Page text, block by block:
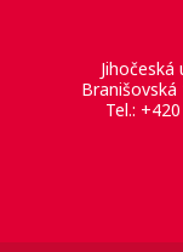
Branišovská
Tel.: